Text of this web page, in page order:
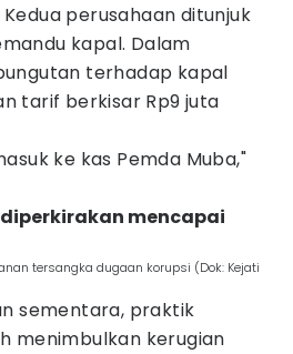
perusahaan ditunjuk
kapal. Dalam
terhadap kapal
tarif berkisar Rp9 juta
ke kas Pemda Muba,"
mencapai
tersangka dugaan korupsi (Dok: Kejati
sementara, praktik
menimbulkan kerugian